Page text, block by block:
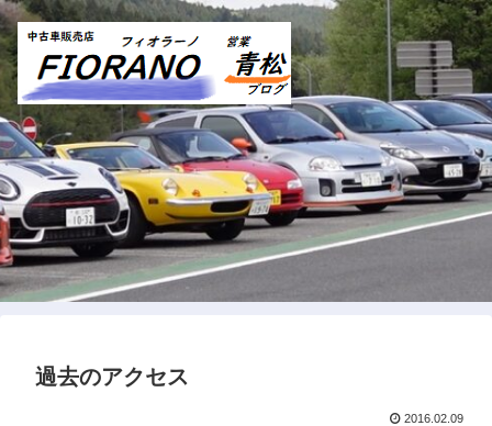
過去のアクセス
2016.02.09